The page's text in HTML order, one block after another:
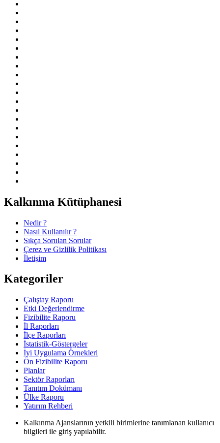
Kalkınma Kütüphanesi
Nedir ?
Nasıl Kullanılır ?
Sıkça Sorulan Sorular
Çerez ve Gizlilik Politikası
İletişim
Kategoriler
Çalıştay Raporu
Etki Değerlendirme
Fizibilite Raporu
İl Raporları
İlçe Raporları
İstatistik-Göstergeler
İyi Uygulama Örnekleri
Ön Fizibilite Raporu
Planlar
Sektör Raporları
Tanıtım Dokümanı
Ülke Raporu
Yatırım Rehberi
Kalkınma Ajanslarının yetkili birimlerine tanımlanan kullanıcı
bilgileri ile giriş yapılabilir.